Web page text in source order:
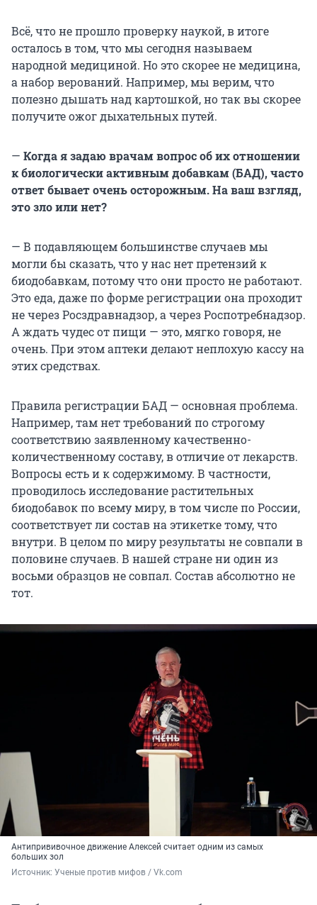
Всё, что не прошло проверку наукой, в итоге
осталось в том, что мы сегодня называем
народной медициной. Но это скорее не медицина,
а набор верований. Например, мы верим, что
полезно дышать над картошкой, но так вы скорее
получите ожог дыхательных путей.
— Когда я задаю врачам вопрос об их отношении
к биологически активным добавкам (БАД), часто
ответ бывает очень осторожным. На ваш взгляд,
это зло или нет?
— В подавляющем большинстве случаев мы
могли бы сказать, что у нас нет претензий к
биодобавкам, потому что они просто не работают.
Это еда, даже по форме регистрации она проходит
не через Росздравнадзор, а через Роспотребнадзор.
А ждать чудес от пищи — это, мягко говоря, не
очень. При этом аптеки делают неплохую кассу на
этих средствах.
Правила регистрации БАД — основная проблема.
Например, там нет требований по строгому
соответствию заявленному качественно-
количественному составу, в отличие от лекарств.
Вопросы есть и к содержимому. В частности,
проводилось исследование растительных
биодобавок по всему миру, в том числе по России,
соответствует ли состав на этикетке тому, что
внутри. В целом по миру результаты не совпали в
половине случаев. В нашей стране ни один из
восьми образцов не совпал. Состав абсолютно не
тот.
Антипрививочное движение Алексей считает одним из самых
больших зол
Источник: Ученые против мифов / Vk.com